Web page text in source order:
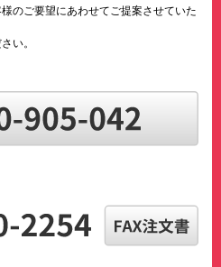
のご要望にあわせてご提案させていた
い。